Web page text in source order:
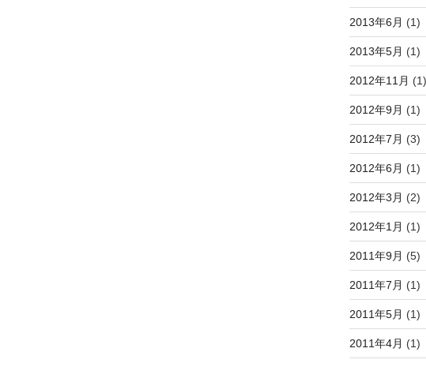
2013年6月 (1)
2013年5月 (1)
2012年11月 (1)
2012年9月 (1)
2012年7月 (3)
2012年6月 (1)
2012年3月 (2)
2012年1月 (1)
2011年9月 (5)
2011年7月 (1)
2011年5月 (1)
2011年4月 (1)